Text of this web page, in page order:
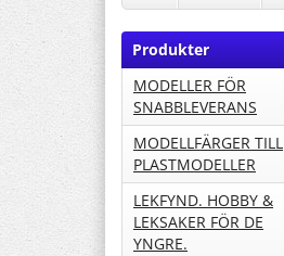
Produkter
MODELLER FÖR
SNABBLEVERANS
MODELLFÄRGER TILL
PLASTMODELLER
LEKFYND. HOBBY &
LEKSAKER FÖR DE
YNGRE.